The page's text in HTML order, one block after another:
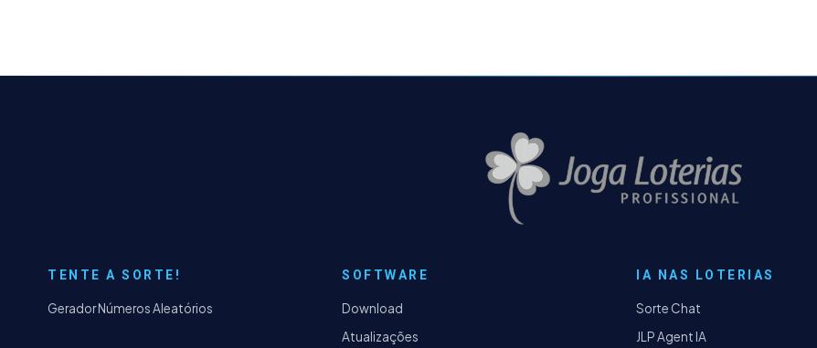
TENTE A SORTE!
Gerador Números Aleatórios
SOFTWARE
Download
Atualizações
IA NAS LOTERIAS
Sorte Chat
JLP Agent IA